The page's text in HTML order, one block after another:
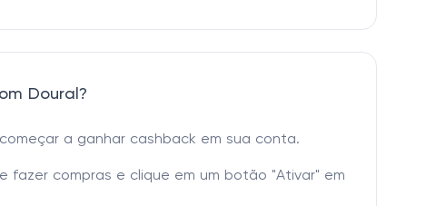
Doural?
a ganhar cashback em sua conta.
fazer compras e clique em um botão "Ativar" em